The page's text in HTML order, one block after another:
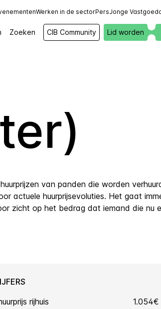
Werken in de sectorPersJonge
Zoeken CIB Community Lid worden
van panden die worden
actuele huurprijsevoluties. Het gaat
zicht op het bedrag dat iemand die nu
rijhuis
1.054€